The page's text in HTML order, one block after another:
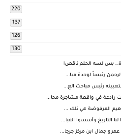
220
137
126
130
بس لسه الحلم ناقص!
رئيساً لوحدة مبا...
رئيس مباحث الع...
رادعة في واقعة مشاجرة محا...
المرفوضة هي تلك ...
التاريخ وأسسوا القبا...
عمرو جمال ابن مركز جرجا...